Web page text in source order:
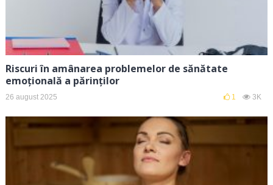
Riscuri în amânarea problemelor de sănătate
emoțională a părinților
26 august 2025 1 3K